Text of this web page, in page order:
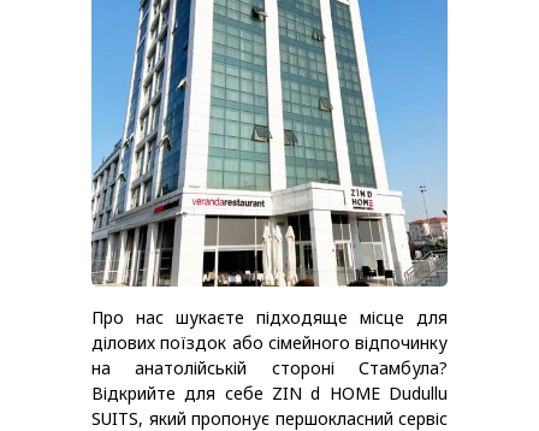
Про нас шукаєте підходяще місце для
ділових поїздок або сімейного відпочинку
на анатолійській стороні Стамбула?
Відкрийте для себе ZIN d HOME Dudullu
SUITS, який пропонує першокласний сервіс